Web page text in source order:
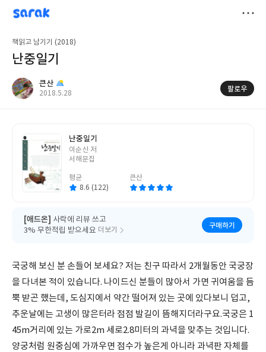
sarak
큰산
책읽고 남기기 (2018)
난중일기
큰산
작
2018.5.28
팔로우
난중일기
글
쓴
이순신 저
서해문집
평균
8.6 (122)
큰산
[애드온] 사락에 리뷰 쓰고
3% 무한적립 받으세요 더보기
구매하기
국궁해 보신 분 손들어 보세요? 저는 친구 따라서 2개월동안 국궁장
을 다녀본 적이 있습니다. 나이드신 분들이 많아서 가면 귀여움을 듬
뿍 받곤 했는데, 도심지에서 약간 떨어져 있는 곳에 있다보니 덥고,
추운날에는 고생이 많은터라 점점 발길이 뜸해지더라구요.국궁은 1
45m거리에 있는 가로2m 세로2.8미터의 과녁을 맞추는 것입니다.
양궁처럼 원중심에 가까우면 점수가 높은게 아니라 과녁판 자체를